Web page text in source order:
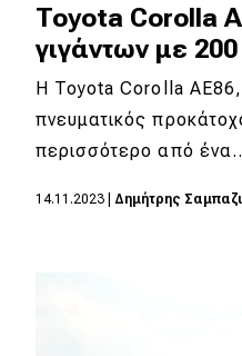
Νέα
Παρουσιάσεις
DRIVE Away
MOTO
Toyota Corolla
γιγάντων με
Η Toyota Corolla AE86,
πνευματικός
περισσότερο από
14.11.2023 Δημήτρης